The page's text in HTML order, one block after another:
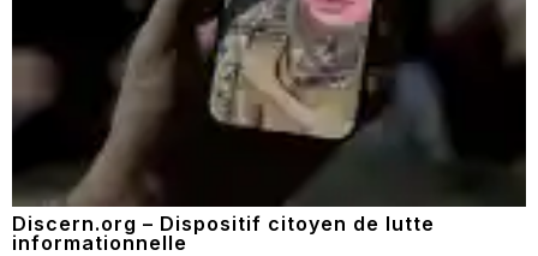
Discern.org – Dispositif citoyen de lutte
informationnelle